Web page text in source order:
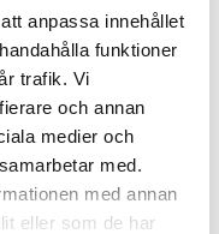
anpassa innehållet
funktioner
trafik. Vi
och annan
medier och
med.
med annan
eller som de har
I
om du har